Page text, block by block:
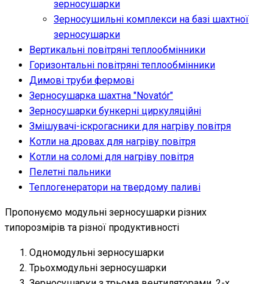
зерносушарки
Зерносушильні комплекси на базі шахтної
зерносушарки
Вертикальні повітряні теплообмінники
Горизонтальні повітряні теплообмінники
Димові труби фермові
Зерносушарка шахтна "Novatо́r"
Зерносушарки бункерні циркуляційні
Змішувачі-іскрогасники для нагріву повітря
Котли на дровах для нагріву повітря
Котли на соломі для нагріву повітря
Пелетні пальники
Теплогенератори на твердому паливі
Пропонуємо модульні зерносушарки різних
типорозмірів та різної продуктивності
Одномодульні зерносушарки
Трьохмодульні зерносушарки